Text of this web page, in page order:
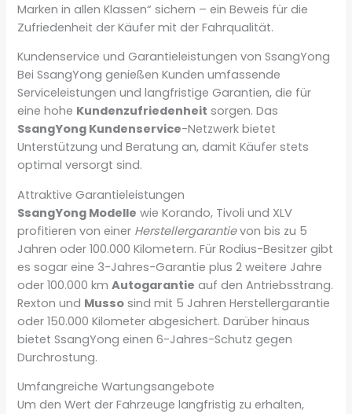
Marken in allen Klassen“ sichern – ein Beweis für die
Zufriedenheit der Käufer mit der Fahrqualität.
Kundenservice und Garantieleistungen von SsangYong
Bei SsangYong genießen Kunden umfassende
Serviceleistungen und langfristige Garantien, die für
eine hohe Kundenzufriedenheit sorgen. Das
SsangYong Kundenservice-Netzwerk bietet
Unterstützung und Beratung an, damit Käufer stets
optimal versorgt sind.
Attraktive Garantieleistungen
SsangYong Modelle wie Korando, Tivoli und XLV
profitieren von einer Herstellergarantievon bis zu 5
Jahren oder 100.000 Kilometern. Für Rodius-Besitzer gibt
es sogar eine 3-Jahres-Garantie plus 2 weitere Jahre
oder 100.000 kmAutogarantie auf den Antriebsstrang.
Rexton und Musso sind mit 5 Jahren Herstellergarantie
oder 150.000 Kilometer abgesichert. Darüber hinaus
bietet SsangYong einen 6-Jahres-Schutz gegen
Durchrostung.
Umfangreiche Wartungsangebote
Um den Wert der Fahrzeuge langfristig zu erhalten,